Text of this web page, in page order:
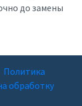
до замены
Политика
обработку